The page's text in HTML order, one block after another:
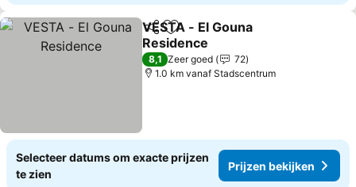
DelenToevoegen aan favorieten
VESTA - El Gouna
Residence
Prijzen bekijken
8,1 Zeer goed
72
1.0 km vanaf Stadscentrum
Selecteer datums om exacte prijzen
te zien
Prijzen bekijken